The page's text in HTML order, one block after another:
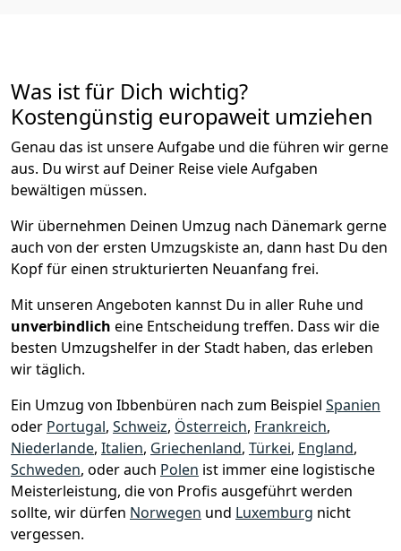
Was ist für Dich wichtig?
Kostengünstig europaweit umziehen
Genau das ist unsere Aufgabe und die führen wir gerne
aus. Du wirst auf Deiner Reise viele Aufgaben
bewältigen müssen.
Wir übernehmen Deinen Umzug nach Dänemark gerne
auch von der ersten Umzugskiste an, dann hast Du den
Kopf für einen strukturierten Neuanfang frei.
Mit unseren Angeboten kannst Du in aller Ruhe und
unverbindlich eine Entscheidung treffen. Dass wir die
besten Umzugshelfer in der Stadt haben, das erleben
wir täglich.
Ein Umzug von Ibbenbüren nach zum Beispiel Spanien
oder Portugal, Schweiz, Österreich, Frankreich,
Niederlande, Italien, Griechenland, Türkei, England,
Schweden, oder auch Polen ist immer eine logistische
Meisterleistung, die von Profis ausgeführt werden
sollte, wir dürfen Norwegen und Luxemburg nicht
vergessen.